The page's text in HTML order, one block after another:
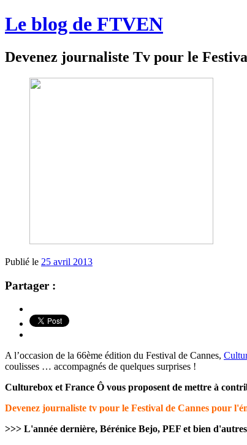
Le blog de FTVEN
Devenez journaliste Tv pour le
Publié le 25 avril 2013
Partager :
A l’occasion de la 66ème édition du Festival de Cannes,
coulisses … accompagnés de quelques surprises !
Culturebox et France Ô vous proposent de mettre à
Devenez journaliste tv pour le Festival de Cannes pour
>>> L'année dernière, Bérénice Bejo, PEF et bien